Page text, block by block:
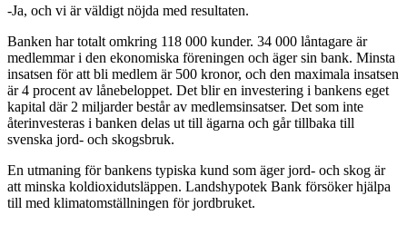
-Ja, och vi är väldigt nöjda med resultaten.
Banken har totalt omkring 118 000 kunder. 34 000 låntagare är
medlemmar i den ekonomiska föreningen och äger sin bank. Minsta
insatsen för att bli medlem är 500 kronor, och den maximala insatsen
är 4 procent av lånebeloppet. Det blir en investering i bankens eget
kapital där 2 miljarder består av medlemsinsatser. Det som inte
återinvesteras i banken delas ut till ägarna och går tillbaka till
svenska jord- och skogsbruk.
En utmaning för bankens typiska kund som äger jord- och skog är
att minska koldioxidutsläppen. Landshypotek Bank försöker hjälpa
till med klimatomställningen för jordbruket.